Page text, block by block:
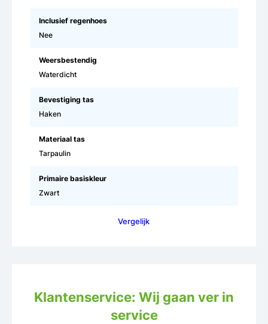
Inclusief regenhoes
Nee
Weersbestendig
Waterdicht
Bevestiging tas
Haken
Materiaal tas
Tarpaulin
Primaire basiskleur
Zwart
Vergelijk
Klantenservice: Wij gaan ver in
service